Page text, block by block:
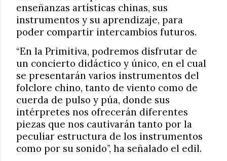
enseñanzas artísticas chinas, sus
instrumentos y su aprendizaje, para
poder compartir intercambios futuros.
“En la Primitiva, podremos disfrutar de
un concierto didáctico y único, en el cual
se presentarán varios instrumentos del
folclore chino, tanto de viento como de
cuerda de pulso y púa, donde sus
intérpretes nos ofrecerán diferentes
piezas que nos cautivarán tanto por la
peculiar estructura de los instrumentos
como por su sonido”, ha señalado el edil.